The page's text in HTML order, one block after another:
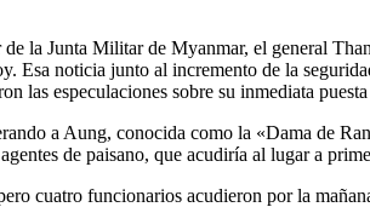
la Junta Militar de Myanmar, el general
noticia junto al incremento de la
especulaciones sobre su inmediata
a Aung, conocida como la «Dama de
de paisano, que acudiría al lugar a
cuatro funcionarios acudieron por la